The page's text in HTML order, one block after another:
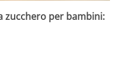
zucchero per bambini: